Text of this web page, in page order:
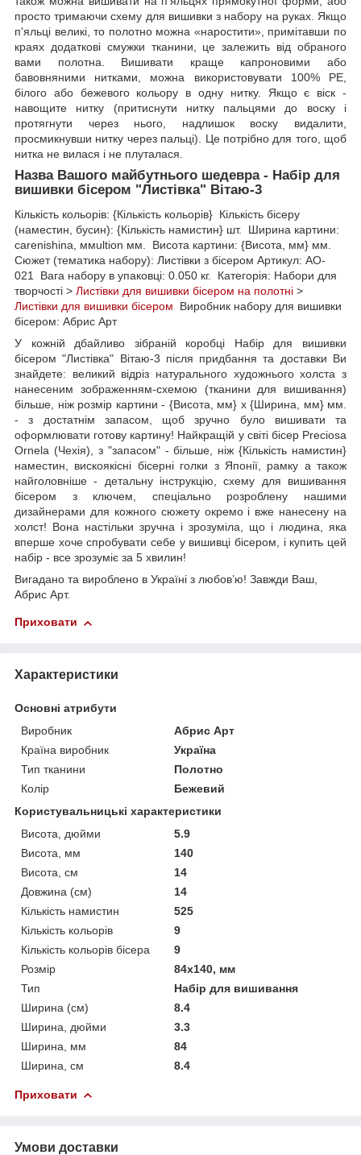
просто тримаючи схему для вишивки з набору на руках. Якщо
п'яльці великі, то полотно можна «наростити», примітавши по
краях додаткові смужки тканини, це залежить від обраного
вами полотна. Вишивати краще капроновими або
бавовняними нитками, можна використовувати 100% РЕ,
білого або бежевого кольору в одну нитку. Якщо є віск -
навощите нитку (притиснути нитку пальцями до воску і
протягнути через нього, надлишок воску видалити,
просмикнувши нитку через пальці). Це потрібно для того, щоб
нитка не вилася і не плуталася.
Назва Вашого майбутнього шедевра - Набір для
вишивки бісером "Листівка" Вітаю-3
Кількість кольорів: {Кількість кольорів} Кількість бісеру
(наместин, бусин): {Кількість намистин} шт. Ширина картини:
carenishina, ммultion мм. Висота картини: {Висота, мм} мм.
Сюжет (тематика набору): Листівки з бісером Артикул: AO-
021 Вага набору в упаковці: 0.050 кг. Категорія: Набори для
творчості > Листівки для вишивки бісером на полотні >
Листівки для вишивки бісером Виробник набору для вишивки
бісером: Абрис Арт
У кожній дбайливо зібраній коробці Набір для вишивки
бісером "Листівка" Вітаю-3 після придбання та доставки Ви
знайдете: великий відріз натурального художнього холста з
нанесеним зображенням-схемою (тканини для вишивання)
більше, ніж розмір картини - {Висота, мм} х {Ширина, мм} мм.
- з достатнім запасом, щоб зручно було вишивати та
оформлювати готову картину! Найкращій у світі бісер Preciosa
Ornela (Чехія), з "запасом" - більше, ніж {Кількість намистин}
наместин, вискоякісні бісерні голки з Японії, рамку а також
найголовніше - детальну інструкцію, схему для вишивання
бісером з ключем, спеціально розроблену нашими
дизайнерами для кожного сюжету окремо і вже нанесену на
холст! Вона настільки зручна і зрозуміла, що і людина, яка
вперше хоче спробувати себе у вишивці бісером, і купить цей
набір - все зрозуміє за 5 хвилин!
Вигадано та вироблено в Україні з любов’ю! Завжди Ваш,
Абрис Арт.
Приховати
Характеристики
Основні атрибути
Виробник
Абрис Арт
Країна виробник
Україна
Тип тканини
Полотно
Колір
Бежевий
Користувальницькі характеристики
Висота, дюйми
5.9
Висота, мм
140
Висота, см
14
Довжина (см)
14
Кількість намистин
525
Кількість кольорів
9
Кількість кольорів бісера
9
Розмір
84x140, мм
Тип
Набір для вишивання
Ширина (см)
8.4
Ширина, дюйми
3.3
Ширина, мм
84
Ширина, см
8.4
Приховати
Умови доставки